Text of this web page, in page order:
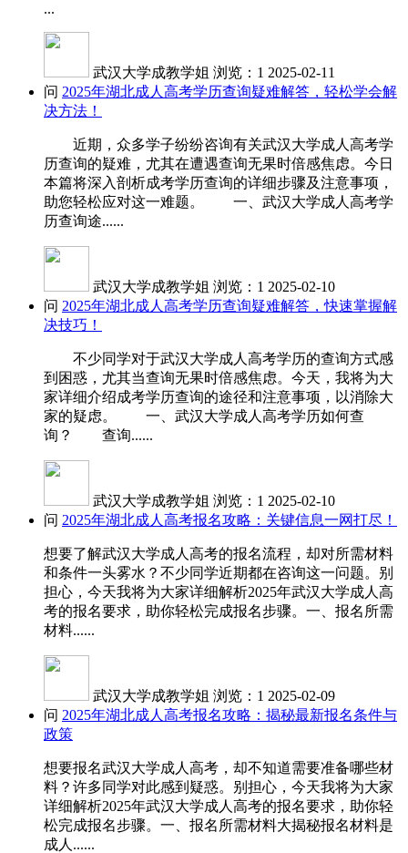
...
武汉大学成教学姐 浏览：1 2025-02-11
问 2025年湖北成人高考学历查询疑难解答，轻松学会解
决方法！
近期，众多学子纷纷咨询有关武汉大学成人高考学
历查询的疑难，尤其在遭遇查询无果时倍感焦虑。今日
本篇将深入剖析成考学历查询的详细步骤及注意事项，
助您轻松应对这一难题。 一、武汉大学成人高考学
历查询途......
武汉大学成教学姐 浏览：1 2025-02-10
问 2025年湖北成人高考学历查询疑难解答，快速掌握解
决技巧！
不少同学对于武汉大学成人高考学历的查询方式感
到困惑，尤其当查询无果时倍感焦虑。今天，我将为大
家详细介绍成考学历查询的途径和注意事项，以消除大
家的疑虑。 一、武汉大学成人高考学历如何查
询？ 查询......
武汉大学成教学姐 浏览：1 2025-02-10
问 2025年湖北成人高考报名攻略：关键信息一网打尽！
想要了解武汉大学成人高考的报名流程，却对所需材料
和条件一头雾水？不少同学近期都在咨询这一问题。别
担心，今天我将为大家详细解析2025年武汉大学成人高
考的报名要求，助你轻松完成报名步骤。一、报名所需
材料......
武汉大学成教学姐 浏览：1 2025-02-09
问 2025年湖北成人高考报名攻略：揭秘最新报名条件与
政策
想要报名武汉大学成人高考，却不知道需要准备哪些材
料？许多同学对此感到疑惑。别担心，今天我将为大家
详细解析2025年武汉大学成人高考的报名要求，助你轻
松完成报名步骤。一、报名所需材料大揭秘报名材料是
成人......